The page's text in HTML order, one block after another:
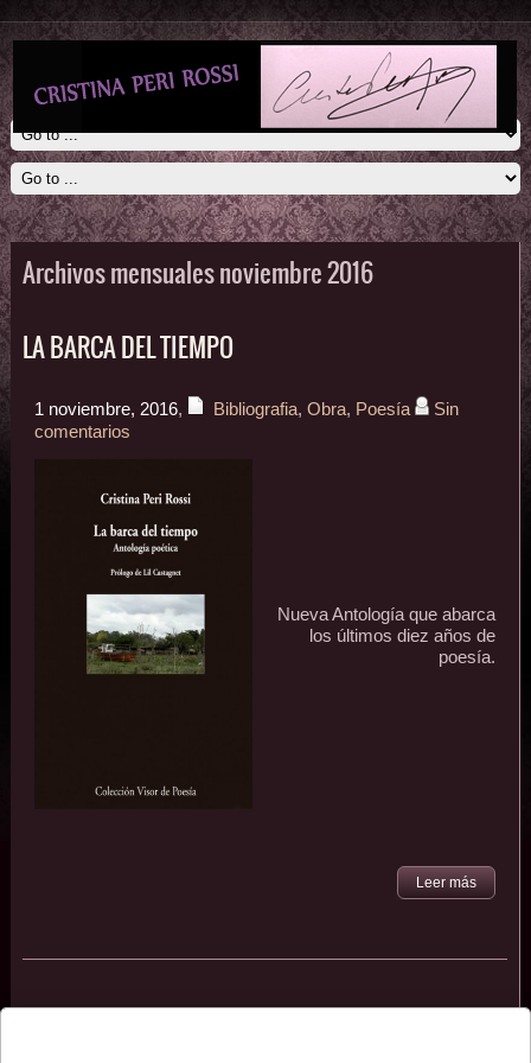
Archivos mensuales noviembre 2016
LA BARCA DEL TIEMPO
1 noviembre, 2016, Bibliografia, Obra, Poesía
Sin
comentarios
Nueva Antología que abarca
los últimos diez años de
poesía.
Leer más